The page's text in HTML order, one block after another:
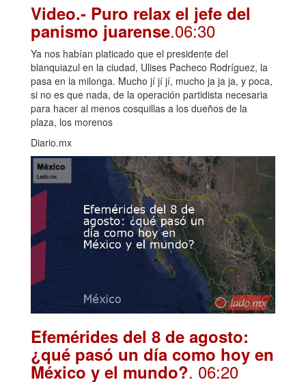
Video.- Puro relax el jefe del
panismo juarense.06:30
Ya nos habían platicado que el presidente del
blanquiazul en la ciudad, Ulises Pacheco Rodríguez, la
pasa en la milonga. Mucho jí jí jí, mucho ja ja ja, y poca,
si no es que nada, de la operación partidista necesaria
para hacer al menos cosquillas a los dueños de la
plaza, los morenos
Diario.mx
Efemérides del 8 de agosto:
¿qué pasó un día como hoy en
México y el mundo?. 06:20